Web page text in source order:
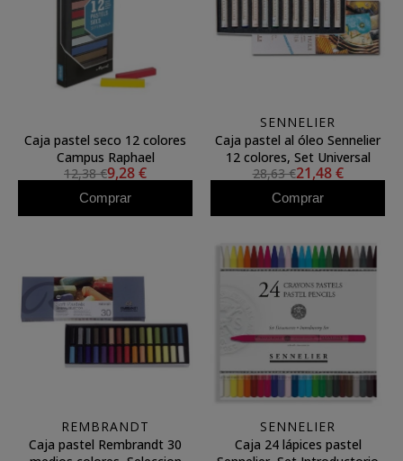
Caja pastel seco 12 colores
Campus Raphael
12,38 €9,28 €
Comprar
SENNELIER
Caja pastel al óleo Sennelier
12 colores, Set Universal
28,63 €21,48 €
Comprar
REMBRANDT
Caja pastel Rembrandt 30
SENNELIER
Caja 24 lápices pastel